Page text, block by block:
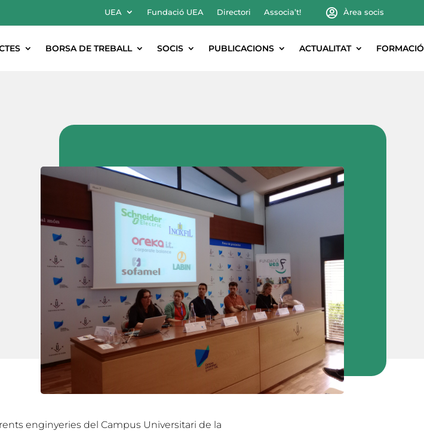
UEA Fundació UEA Directori Associa’t! Àrea socis
BORSA DE TREBALL SOCIS PUBLICACIONS ACTUALITAT FORMACIÓ
enginyeries del Campus Universitari de la